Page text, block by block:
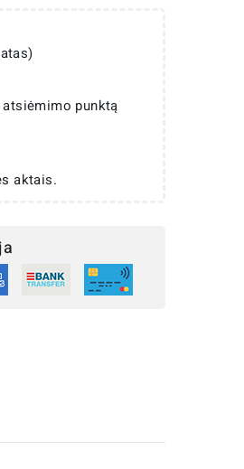
punktą
aktais.